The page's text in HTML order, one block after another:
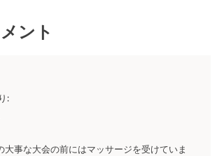
ント
:
大事な大会の前にはマッサージを受けていま